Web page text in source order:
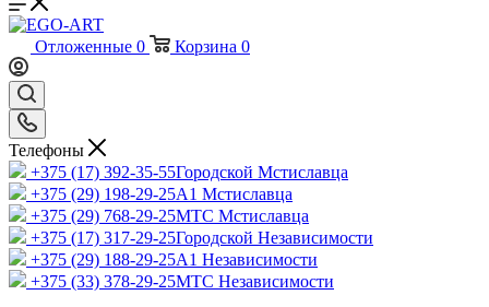
Отложенные 0 Корзина 0
Телефоны
+375 (17) 392-35-55Городской Мстиславца
+375 (29) 198-29-25A1 Мстиславца
+375 (29) 768-29-25МТС Мстиславца
+375 (17) 317-29-25Городской Независимости
+375 (29) 188-29-25A1 Независимости
+375 (33) 378-29-25МТС Независимости